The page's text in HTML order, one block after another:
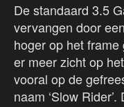
De standaard 3.5
vervangen door
hoger op het
er meer zicht op
vooral op de
naam ‘Slow